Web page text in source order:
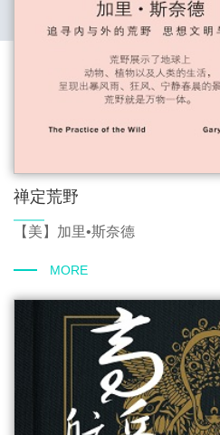
禅定荒野
【美】加里•斯奈德
MORE